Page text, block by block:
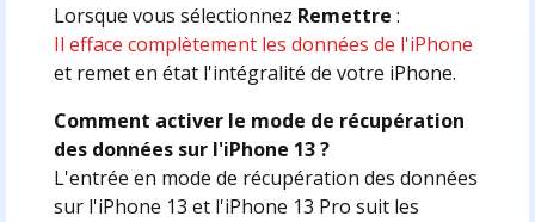
Lorsque vous sélectionnez Remettre :
Il efface complètement les données de l'iPhone
et remet en état l'intégralité de votre iPhone.
Comment activer le mode de récupération
des données sur l'iPhone 13 ?
L'entrée en mode de récupération des données
sur l'iPhone 13 et l'iPhone 13 Pro suit les